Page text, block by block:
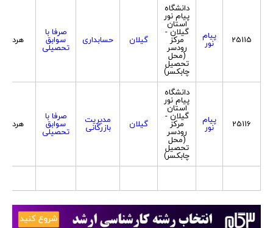
25115 پیام
نور
دانشگاه
پیام نور
استان
گیلان -
مرکز
رودسر
(محل
تحصیل
چابکسر)
گیلان حسابداری
صرفا با
سوابق
تحصیلی
هردو
25116 پیام
نور
دانشگاه
پیام نور
استان
گیلان -
مرکز
رودسر
(محل
تحصیل
چابکسر)
گیلان مدیریت
بازرگانی
صرفا با
سوابق
تحصیلی
هردو